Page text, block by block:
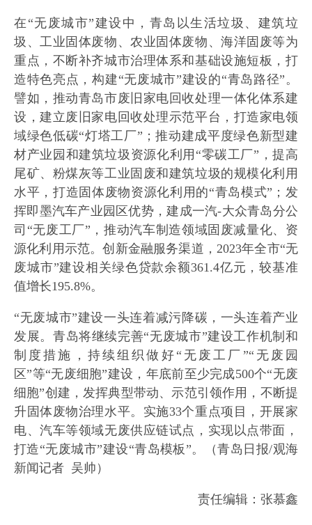
在“无废城市”建设中，青岛以生活垃圾、建筑垃
圾、工业固体废物、农业固体废物、海洋固废等为
重点，不断补齐城市治理体系和基础设施短板，打
造特色亮点，构建“无废城市”建设的“青岛路径”。
譬如，推动青岛市废旧家电回收处理一体化体系建
设，建立废旧家电回收处理示范平台，打造家电领
域绿色低碳“灯塔工厂”；推动建成平度绿色新型建
材产业园和建筑垃圾资源化利用“零碳工厂”，提高
尾矿、粉煤灰等工业固废和建筑垃圾的规模化利用
水平，打造固体废物资源化利用的“青岛模式”；发
挥即墨汽车产业园区优势，建成一汽-大众青岛分公
司“无废工厂”，推动汽车制造领域固废减量化、资
源化利用示范。创新金融服务渠道，2023年全市“无
废城市”建设相关绿色贷款余额361.4亿元，较基准
值增长195.8%。
“无废城市”建设一头连着减污降碳，一头连着产业
发展。青岛将继续完善“无废城市”建设工作机制和
制度措施，持续组织做好“无废工厂”“无废园
区”等“无废细胞”建设，年底前至少完成500个“无废
细胞”创建，发挥典型带动、示范引领作用，不断提
升固体废物治理水平。实施33个重点项目，开展家
电、汽车等领域无废供应链试点，实现以点带面，
打造“无废城市”建设“青岛模板”。（青岛日报/观海
新闻记者 吴帅）
责任编辑：张慕鑫